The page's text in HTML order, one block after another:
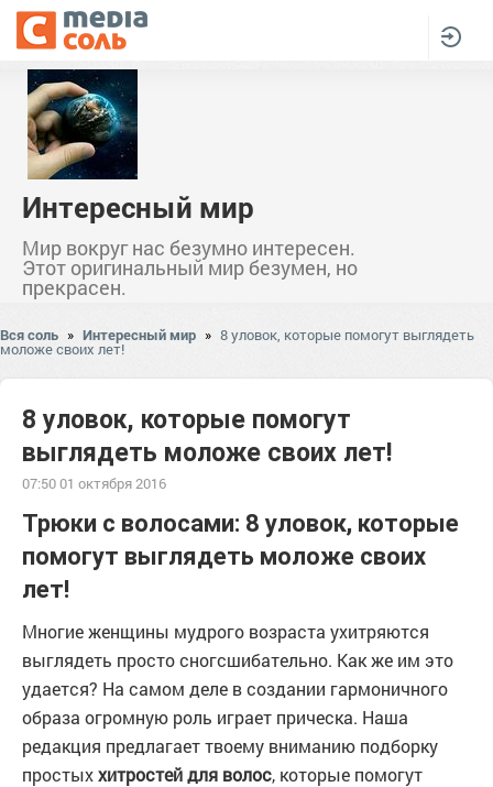
Интересный мир
Мир вокруг нас безумно интересен.
Этот оригинальный мир безумен, но
прекрасен.
Вся соль » Интересный мир » 8 уловок, которые помогут выглядеть
моложе своих лет!
8 уловок, которые помогут
выглядеть моложе своих лет!
07:50 01 октября 2016
Трюки с волосами: 8 уловок, которые
помогут выглядеть моложе своих
лет!
Многие женщины мудрого возраста ухитряются
выглядеть просто сногсшибательно. Как же им это
удается? На самом деле в создании гармоничного
образа огромную роль играет прическа. Наша
редакция предлагает твоему вниманию подборку
простыххитростей для волос, которые помогут